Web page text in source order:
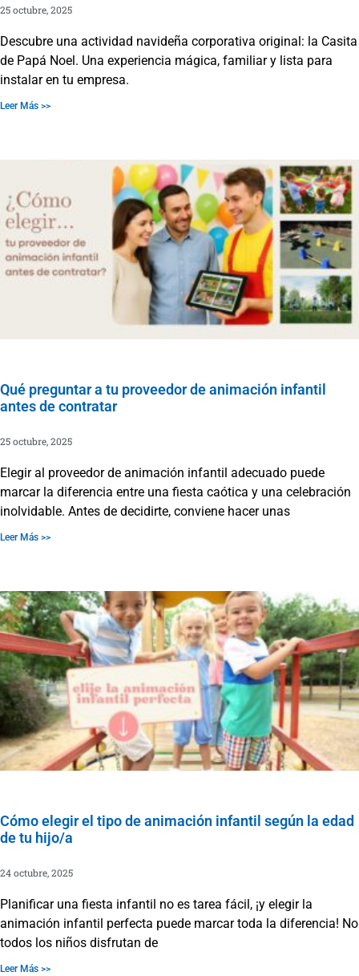
25 octubre, 2025
Descubre una actividad navideña corporativa original: la Casita
de Papá Noel. Una experiencia mágica, familiar y lista para
instalar en tu empresa.
Leer Más >>
Qué preguntar a tu proveedor de animación infantil
antes de contratar
25 octubre, 2025
Elegir al proveedor de animación infantil adecuado puede
marcar la diferencia entre una fiesta caótica y una celebración
inolvidable. Antes de decidirte, conviene hacer unas
Leer Más >>
Cómo elegir el tipo de animación infantil según la edad
de tu hijo/a
24 octubre, 2025
Planificar una fiesta infantil no es tarea fácil, ¡y elegir la
animación infantil perfecta puede marcar toda la diferencia! No
todos los niños disfrutan de
Leer Más >>